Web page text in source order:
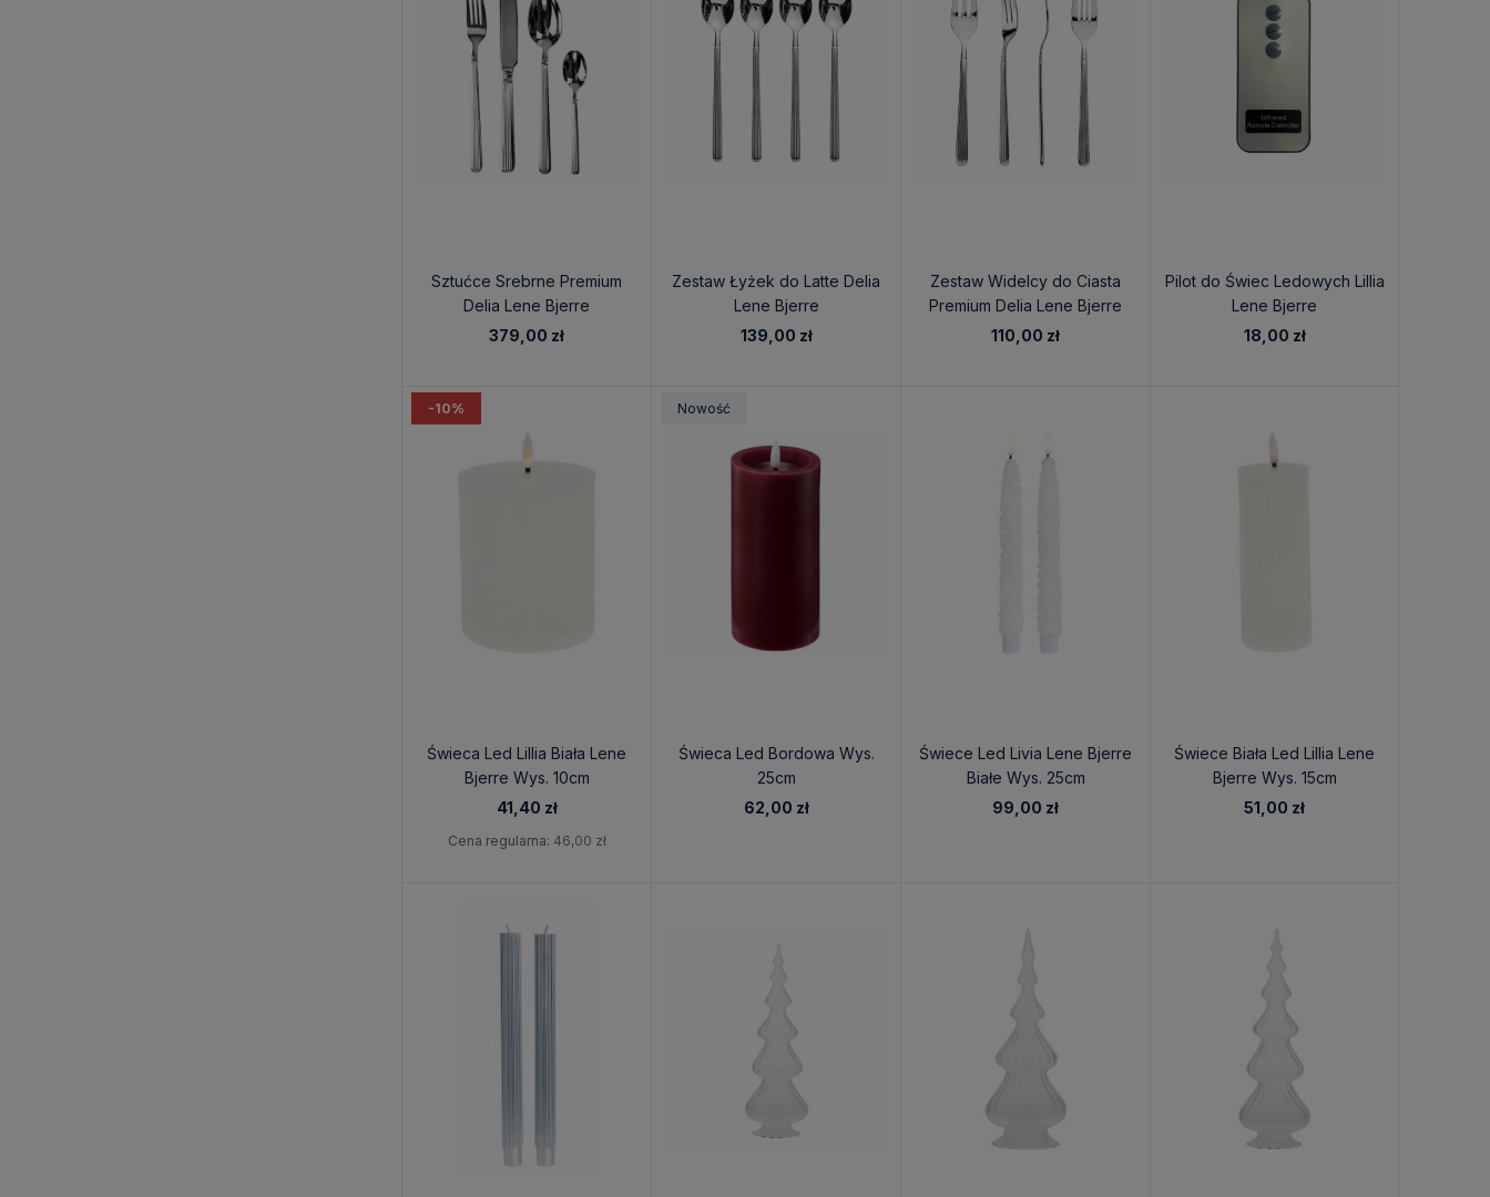
Sztućce Srebrne Premium
Delia Lene Bjerre
379,00 zł
Zestaw Łyżek do Latte Delia
Lene Bjerre
139,00 zł
Zestaw Widelcy do Ciasta
Premium Delia Lene Bjerre
110,00 zł
Pilot do Świec Ledowych Lillia
Lene Bjerre
18,00 zł
Świeca Led Lillia Biała Lene
Bjerre Wys. 10cm
41,40 zł
Cena regularna: 46,00 zł
-10%
Świeca Led Bordowa Wys.
25cm
62,00 zł
Nowość
Świece Led Livia Lene Bjerre
Białe Wys. 25cm
99,00 zł
Świece Biała Led Lillia Lene
Bjerre Wys. 15cm
51,00 zł